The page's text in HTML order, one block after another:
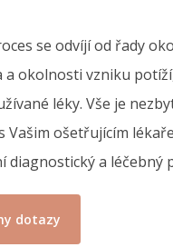
se odvíjí od řady
a okolnosti vzniku
léky. Vše je
Vašim ošetřujícím
diagnostický a léčebný
dotazy